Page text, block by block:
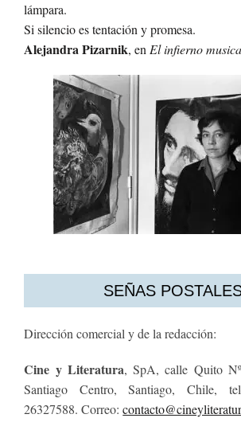
lámpara.
Si silencio es tentación y promesa.
AlejandraPizarnik, enEl infierno
SEÑAS
Dirección comercial y de la redacción:
Cine y Literatura, SpA, calle Quito
Santiago Centro, Santiago, Chile,
26327588. Correo: